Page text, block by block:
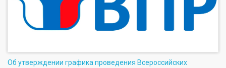
Об утверждении графика проведения Всероссийских